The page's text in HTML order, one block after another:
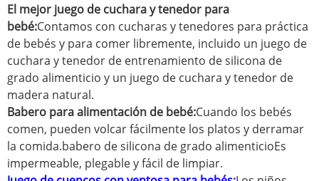
El mejor juego de cuchara y tenedor para
bebé:Contamos con cucharas y tenedores para práctica
de bebés y para comer libremente, incluido un juego de
cuchara y tenedor de entrenamiento de silicona de
grado alimenticio y un juego de cuchara y tenedor de
madera natural.
Babero para alimentación de bebé:Cuando los bebés
comen, pueden volcar fácilmente los platos y derramar
la comida.babero de silicona de grado alimenticioEs
impermeable, plegable y fácil de limpiar.